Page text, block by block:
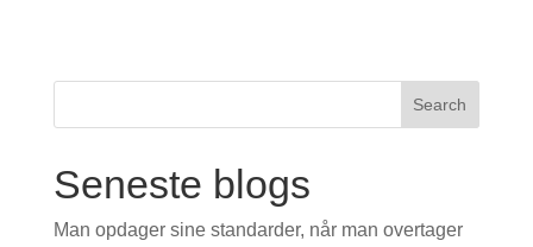
Search
Seneste blogs
Man opdager sine standarder, når man overtager